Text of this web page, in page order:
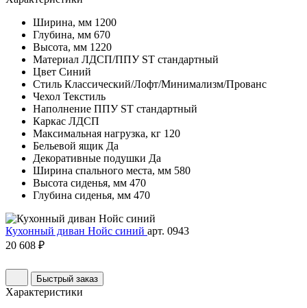
Ширина, мм 1200
Глубина, мм 670
Высота, мм 1220
Материал ЛДСП/ППУ ST стандартный
Цвет Синий
Стиль Классический/Лофт/Минимализм/Прованс
Чехол Текстиль
Наполнение ППУ ST стандартный
Каркас ЛДСП
Максимальная нагрузка, кг 120
Бельевой ящик Да
Декоративные подушки Да
Ширина спального места, мм 580
Высота сиденья, мм 470
Глубина сиденья, мм 470
Кухонный диван Нойс синий арт. 0943
20 608 ₽
Быстрый заказ
Характеристики